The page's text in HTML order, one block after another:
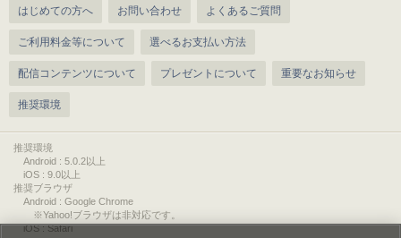
はじめての方へ お問い合わせ よくあるご質問
ご利用料金等について 選べるお支払い方法
配信コンテンツについて プレゼントについて 重要なお知らせ
推奨環境
推奨環境
Android : 5.0.2以上
iOS : 9.0以上
推奨ブラウザ
Android : Google Chrome
※Yahoo!ブラウザは非対応です。
iOS : Safari